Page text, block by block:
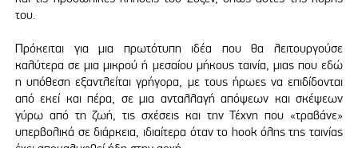
του.
Πρόκειται για μια πρωτότυπη ιδέα που θα λειτουργούσε
καλύτερα σε μια μικρού ή μεσαίου μήκους ταινία, μιας που εδώ
η υπόθεση εξαντλείται γρήγορα, με τους ήρωες να επιδίδονται
από εκεί και πέρα, σε μια ανταλλαγή απόψεων και σκέψεων
γύρω από τη ζωή, τις σχέσεις και την Τέχνη που «τραβάνε»
υπερβολικά σε διάρκεια, ιδιαίτερα όταν το hook όλης της ταινίας